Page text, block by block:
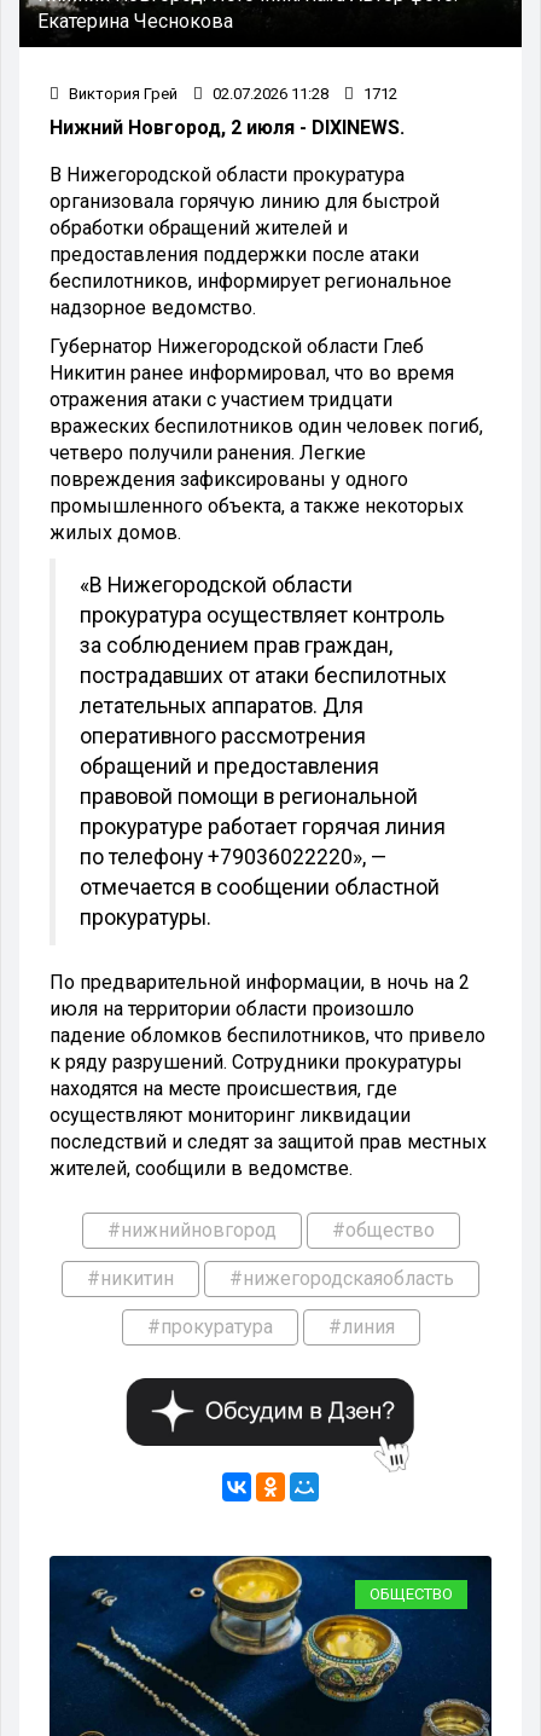
Екатерина Чеснокова
Виктория Грей 02.07.2026 11:28 1712
Нижний Новгород, 2 июля - DIXINEWS.
В Нижегородской области прокуратура
организовала горячую линию для быстрой
обработки обращений жителей и
предоставления поддержки после атаки
беспилотников, информирует региональное
надзорное ведомство.
Губернатор Нижегородской области Глеб
Никитин ранее информировал, что во время
отражения атаки с участием тридцати
вражеских беспилотников один человек погиб,
четверо получили ранения. Легкие
повреждения зафиксированы у одного
промышленного объекта, а также некоторых
жилых домов.
«В Нижегородской области
прокуратура осуществляет контроль
за соблюдением прав граждан,
пострадавших от атаки беспилотных
летательных аппаратов. Для
оперативного рассмотрения
обращений и предоставления
правовой помощи в региональной
прокуратуре работает горячая линия
по телефону +79036022220», —
отмечается в сообщении областной
прокуратуры.
По предварительной информации, в ночь на 2
июля на территории области произошло
падение обломков беспилотников, что привело
к ряду разрушений. Сотрудники прокуратуры
находятся на месте происшествия, где
осуществляют мониторинг ликвидации
последствий и следят за защитой прав местных
жителей, сообщили в ведомстве.
#нижнийновгород #общество
#никитин #нижегородскаяобласть
#прокуратура #линия
ОБЩЕСТВО